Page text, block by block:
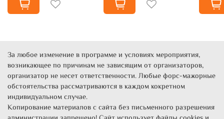
За любое изменение в программе и условиях мероприятия,
возникающее по причинам не зависящим от организаторов,
организатор не несет ответственности. Любые форс-мажорные
обстоятельства рассматриваются в каждом кокретном
индивидуальном случае.
Копирование материалов с сайта без письменного разрешения